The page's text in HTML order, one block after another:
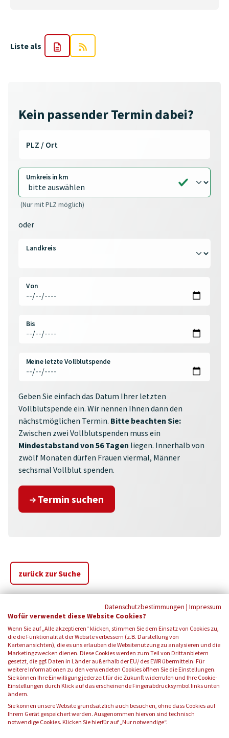
Liste als
Kein passender Termin dabei?
PLZ / Ort
Umkreis in km
(Nur mit PLZ möglich)
oder
Landkreis
Von
Bis
Meine letzte Vollblutspende
Geben Sie einfach das Datum Ihrer letzten
Vollblutspende ein. Wir nennen Ihnen dann den
nächstmöglichen Termin. Bitte beachten Sie:
Zwischen zwei Vollblutspenden muss ein
Mindestabstand von 56 Tagen liegen. Innerhalb von
zwölf Monaten dürfen Frauen viermal, Männer
sechsmal Vollblut spenden.
Termin suchen
zurück zur Suche
FOLGEN SIE UNS:
Datenschutzbestimmungen | Impressum
Wofür verwendet diese Website Cookies?
Wenn Sie auf „Alle akzeptieren“ klicken, stimmen Sie dem Einsatz von Cookies zu,
die die Funktionalität der Website verbessern (z.B. Darstellung von
Kartenansichten), die es uns erlauben die Websitenutzung zu analysieren und die
Marketingzwecken dienen. Diese Cookies werden zum Teil von Drittanbietern
gesetzt, die ggf. Daten in Länder außerhalb der EU/ des EWR übermitteln. Für
weitere Informationen zu den verwendeten Cookies öffnen Sie die Einstellungen.
Sie können Ihre Einwilligung jederzeit für die Zukunft widerrufen und Ihre Cookie-
Einstellungen durch Klick auf das erscheinende Fingerabdrucksymbol links unten
ändern.
Sie können unsere Website grundsätzlich auch besuchen, ohne dass Cookies auf
Ihrem Gerät gespeichert werden. Ausgenommen hiervon sind technisch
notwendige Cookies. Klicken Sie hierfür auf „Nur notwendige“.